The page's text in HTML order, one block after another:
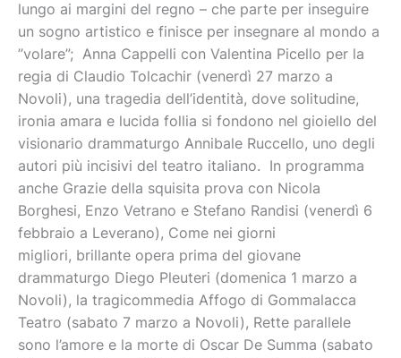
lungo ai margini del regno – che parte per inseguire
un sogno artistico e finisce per insegnare al mondo a
”volare”; Anna Cappelli con Valentina Picello per la
regia di Claudio Tolcachir (venerdì 27 marzo a
Novoli), una tragedia dell’identità, dove solitudine,
ironia amara e lucida follia si fondono nel gioiello del
visionario drammaturgo Annibale Ruccello, uno degli
autori più incisivi del teatro italiano. In programma
anche Grazie della squisita prova con Nicola
Borghesi, Enzo Vetrano e Stefano Randisi (venerdì 6
febbraio a Leverano), Come nei giorni
migliori, brillante opera prima del giovane
drammaturgo Diego Pleuteri (domenica 1 marzo a
Novoli), la tragicommedia Affogo di Gommalacca
Teatro (sabato 7 marzo a Novoli), Rette parallele
sono l’amore e la morte di Oscar De Summa (sabato